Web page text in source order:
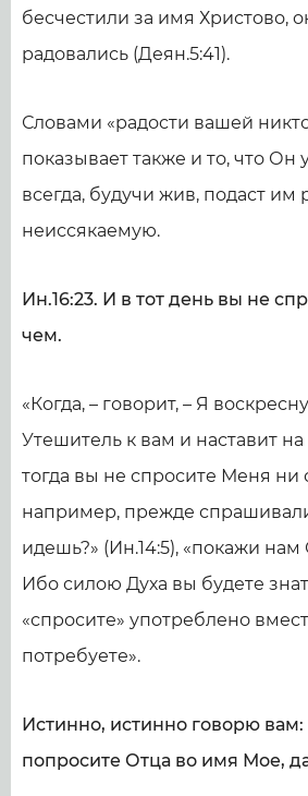
бесчестили за имя Христово,
радовались (Деян.5:41).
Словами «радости вашей
показывает также и то, что Он
всегда, будучи жив, подаст им
неиссякаемую.
Ин.16:23. И в тот день вы не
чем.
«Когда, – говорит, – Я
Утешитель к вам и наставит
тогда вы не спросите Меня ни
например, прежде
идешь?» (Ин.14:5), «покажи нам
Ибо силою Духа вы будете
«спросите» употреблено
потребуете».
Истинно, истинно говорю
попросите Отца во имя Мое,